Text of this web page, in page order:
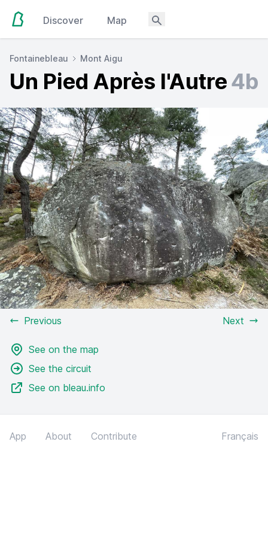
Discover Map
Fontainebleau Mont Aigu
Un Pied Après l'Autre4b
Previous Next
See on the map
See the circuit
See on bleau.info
App About Contribute Français